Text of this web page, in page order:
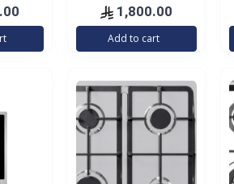
ملكي بولم | BULM
مقاس 90*60 غاز
1,800.00
Add to cart
لي